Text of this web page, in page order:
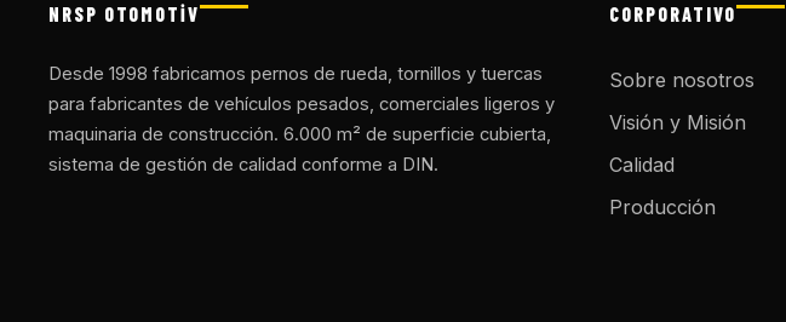
NRSP OTOMOTİV
Desde 1998 fabricamos pernos de rueda, tornillos y tuercas
para fabricantes de vehículos pesados, comerciales ligeros y
maquinaria de construcción. 6.000 m² de superficie cubierta,
sistema de gestión de calidad conforme a DIN.
CORPORATIVO
Sobre nosotros
Visión y Misión
Calidad
Producción